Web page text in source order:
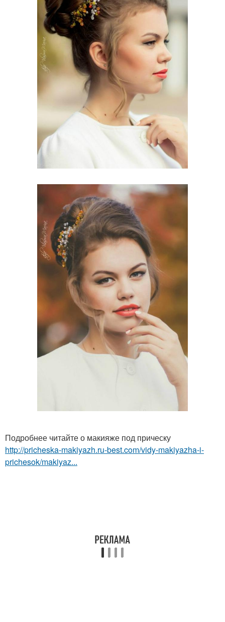
Подробнее читайте о макияже под прическу
http://pricheska-makiyazh.ru-best.com/vidy-makiyazha-i-
prichesok/makiyaz...